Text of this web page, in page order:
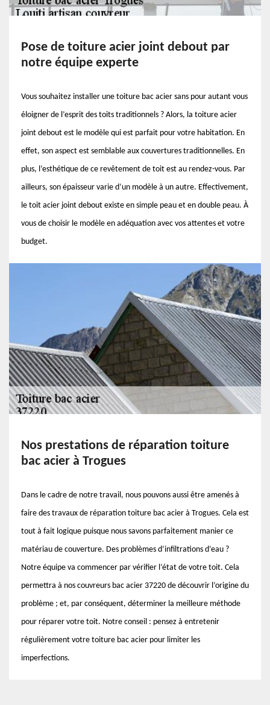
Pose de toiture acier joint debout par
notre équipe experte
Vous souhaitez installer une toiture bac acier sans pour autant vous
éloigner de l’esprit des toits traditionnels ? Alors, la toiture acier
joint debout est le modèle qui est parfait pour votre habitation. En
effet, son aspect est semblable aux couvertures traditionnelles. En
plus, l’esthétique de ce revêtement de toit est au rendez-vous. Par
ailleurs, son épaisseur varie d’un modèle à un autre. Effectivement,
le toit acier joint debout existe en simple peau et en double peau. À
vous de choisir le modèle en adéquation avec vos attentes et votre
budget.
Nos prestations de réparation toiture
bac acier à Trogues
Dans le cadre de notre travail, nous pouvons aussi être amenés à
faire des travaux de réparation toiture bac acier à Trogues. Cela est
tout à fait logique puisque nous savons parfaitement manier ce
matériau de couverture. Des problèmes d’infiltrations d’eau ?
Notre équipe va commencer par vérifier l’état de votre toit. Cela
permettra à nos couvreurs bac acier 37220 de découvrir l’origine du
problème ; et, par conséquent, déterminer la meilleure méthode
pour réparer votre toit. Notre conseil : pensez à entretenir
régulièrement votre toiture bac acier pour limiter les
imperfections.